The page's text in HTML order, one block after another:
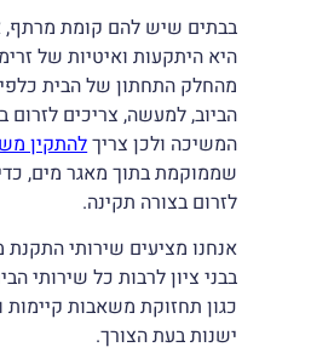
בבתים שיש להם קומת
היא היתקעות ואיטיות של
מהחלק התחתון של הבית
הביוב, למעשה, צריכים לזרום
המשיכה ולכן צריךלהתקין
שממוקמת בתוך מאגר מים, כדי
לזרום בצורה תקינה.
אנחנו מציעים שירותי
בבני ציון לרבות כל שירותי
כגון תחזוקת משאבות קיימות
ישנות בעת הצורך.